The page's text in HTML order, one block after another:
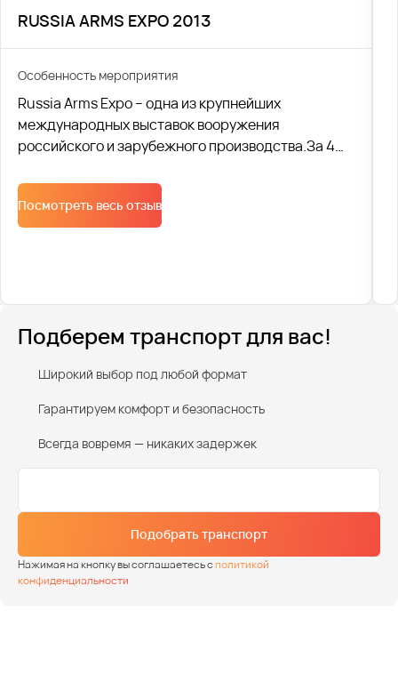
RUSSIA ARMS EXPO 2013
Особенность мероприятия
Russia Arms Expo – одна из крупнейших
международных выставок вооружения
российского и зарубежного производства.За 4
для перевозки почти тысячи человек с
круглосуточным сопровождением транспорта на
мероприятии.
Посмотреть весь отзыв
Подберем транспорт для вас!
Широкий выбор под любой формат
Гарантируем комфорт и безопасность
Всегда вовремя — никаких задержек
Подобрать транспорт
Нажимая на кнопку вы соглашаетесь сполитикой
конфиденциальности